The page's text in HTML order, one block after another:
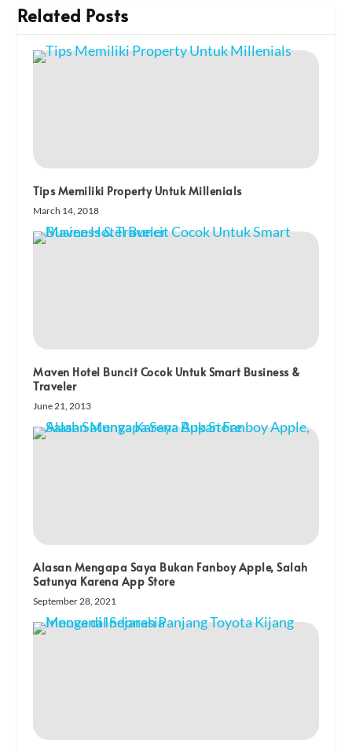
Related Posts
Tips Memiliki Property Untuk Millenials
March 14, 2018
Maven Hotel Buncit Cocok Untuk Smart Business &
Traveler
June 21, 2013
Alasan Mengapa Saya Bukan Fanboy Apple, Salah
Satunya Karena App Store
September 28, 2021